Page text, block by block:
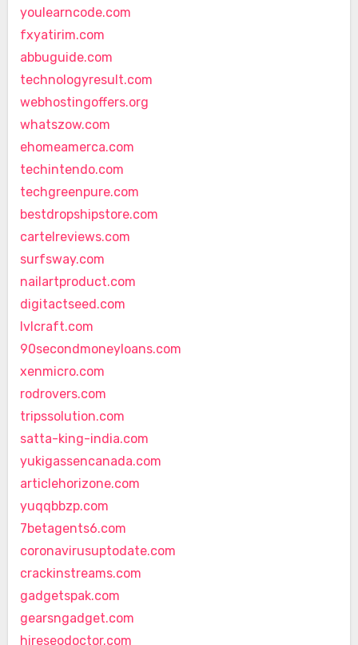
youlearncode.com
fxyatirim.com
abbuguide.com
technologyresult.com
webhostingoffers.org
whatszow.com
ehomeamerca.com
techintendo.com
techgreenpure.com
bestdropshipstore.com
cartelreviews.com
surfsway.com
nailartproduct.com
digitactseed.com
lvlcraft.com
90secondmoneyloans.com
xenmicro.com
rodrovers.com
tripssolution.com
satta-king-india.com
yukigassencanada.com
articlehorizone.com
yuqqbbzp.com
7betagents6.com
coronavirusuptodate.com
crackinstreams.com
gadgetspak.com
gearsngadget.com
hireseodoctor.com